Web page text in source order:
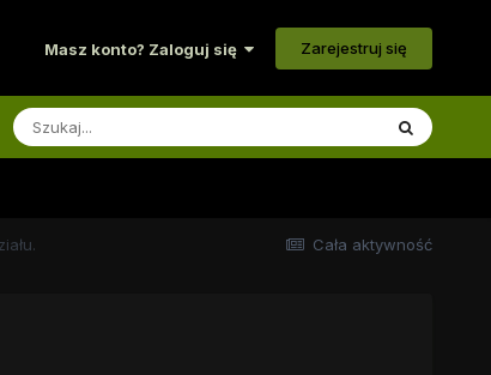
Masz konto? Zaloguj się Zarejestruj się
Cała aktywność